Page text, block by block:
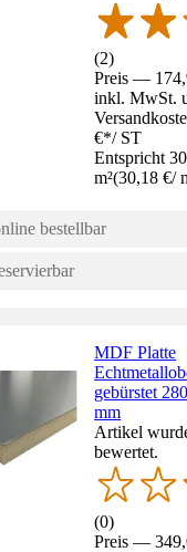
(2)
Preis —
inkl. MwSt.
€*/ ST
Entspricht
m²(30,18 €/
bestellbar
MDF Platte
gebürstet
mm
Artikel
bewertet.
(0)
Preis —